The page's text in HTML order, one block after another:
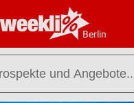
Berlin